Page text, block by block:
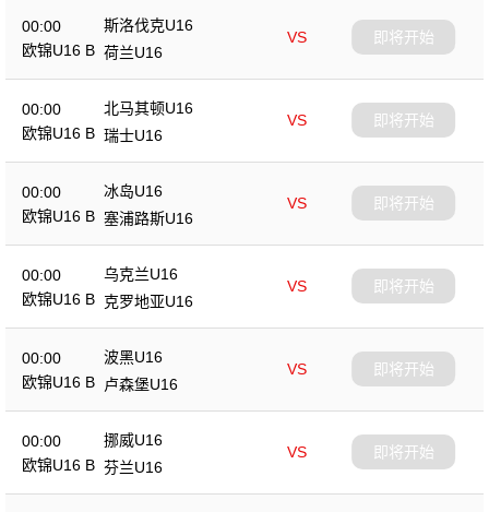
00:00
欧锦U16 B
斯洛伐克U16
VS
荷兰U16
即将开始
00:00
欧锦U16 B
北马其顿U16
VS
瑞士U16
即将开始
00:00
欧锦U16 B
冰岛U16
VS
塞浦路斯U16
即将开始
00:00
欧锦U16 B
乌克兰U16
VS
克罗地亚U16
即将开始
00:00
欧锦U16 B
波黑U16
VS
卢森堡U16
即将开始
00:00
欧锦U16 B
挪威U16
VS
芬兰U16
即将开始